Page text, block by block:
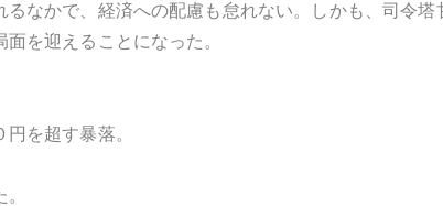
なかで、経済への配慮も怠れない。しかも、司令
を迎えることになった。
を超す暴落。